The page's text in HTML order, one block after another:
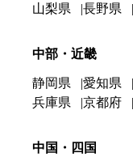
山梨県 長野県
中部・近畿
静岡県 愛知県
兵庫県
京都府
中国・四国